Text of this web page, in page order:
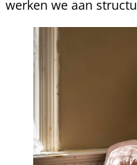
werken we aan